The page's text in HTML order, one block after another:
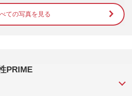
ての写真を見る
PRIME